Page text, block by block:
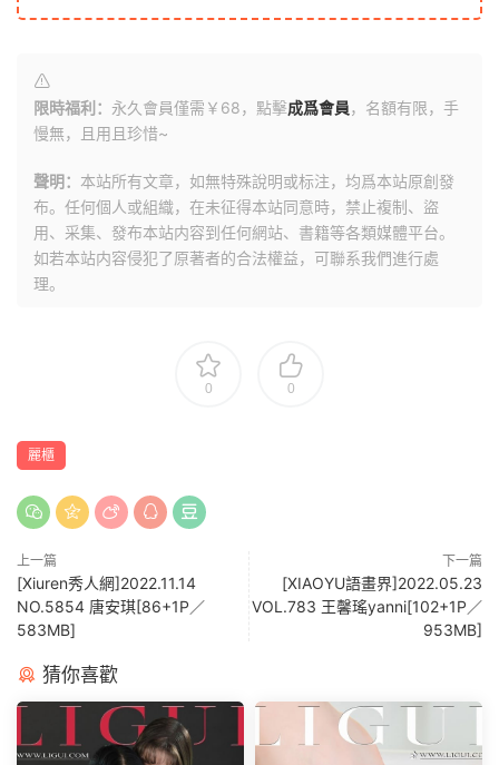
限時福利： 永久會員僅需￥68，點擊成爲會員，名額有限，手
慢無，且用且珍惜~
聲明： 本站所有文章，如無特殊說明或标注，均爲本站原創發
布。任何個人或組織，在未征得本站同意時，禁止複制、盜
用、采集、發布本站内容到任何網站、書籍等各類媒體平台。
如若本站内容侵犯了原著者的合法權益，可聯系我們進行處
理。
0 0
麗櫃
上一篇
[Xiuren秀人網]2022.11.14
NO.5854 唐安琪[86+1P／
583MB]
下一篇
[XIAOYU語畫界]2022.05.23
VOL.783 王馨瑤yanni[102+1P／
953MB]
猜你喜歡